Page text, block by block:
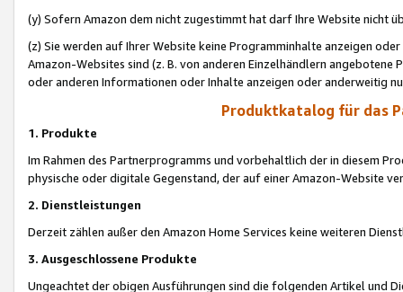
(y) Sofern Amazon dem nicht zugestimmt hat darf Ihre Website nicht
(z) Sie werden auf Ihrer Website keine Programminhalte anzeigen
Amazon-Websites sind (z. B. von anderen Einzelhändlern
oder anderen Informationen oder Inhalte anzeigen oder anderweitig
Produktkatalog für das
1. Produkte
Im Rahmen des Partnerprogramms und vorbehaltlich der in diesem
physische oder digitale Gegenstand, der auf einer Amazon-Website
2. Dienstleistungen
Derzeit zählen außer den Amazon Home Services keine weiteren
3. Ausgeschlossene Produkte
Ungeachtet der obigen Ausführungen sind die folgenden Artikel und